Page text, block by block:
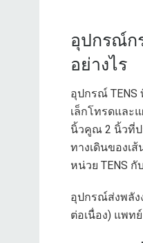
อุปกรณ์ก
อย่างไร
อุปกรณ์
เล็กโทรดและ
นิ้วคูณ 2 นิ้วที่ป
ทางเดินของเ
หน่วย TENS กั
อุปกรณ์ส่งพลัง
ต่อเนื่อง) แพท